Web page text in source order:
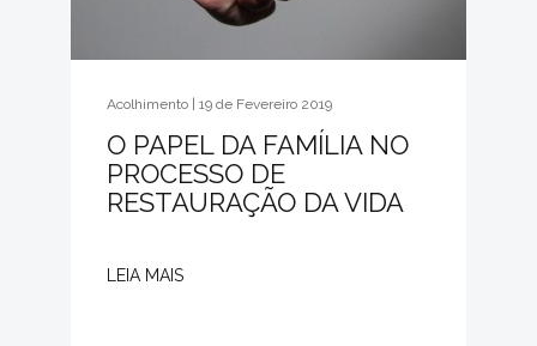
Acolhimento | 19 de Fevereiro 2019
O PAPEL DA FAMÍLIA NO
PROCESSO DE
RESTAURAÇÃO DA VIDA
LEIA MAIS